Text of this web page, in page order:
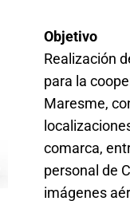
Objetivo
Realización
para la
Maresme,
comarca,
personal de
imágenes